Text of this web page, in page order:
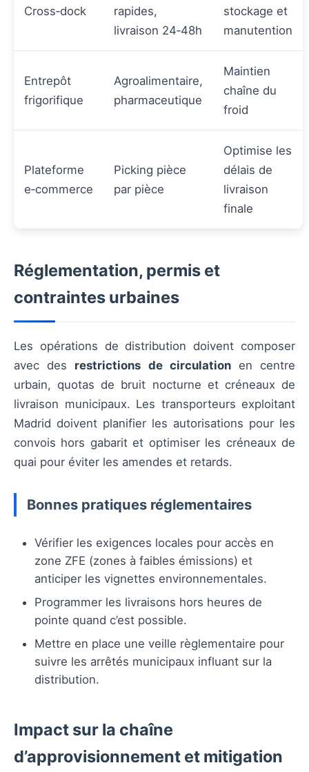
Cross‑dock
rapides,
livraison 24‑48h
stockage et
manutention
Entrepôt
frigorifique
Agroalimentaire,
pharmaceutique
Maintien
chaîne du
froid
Plateforme
e‑commerce
Picking pièce
par pièce
Optimise les
délais de
livraison
finale
Réglementation, permis et
contraintes urbaines
Les opérations de distribution doivent composer
avec des restrictions de circulationen centre
urbain, quotas de bruit nocturne et créneaux de
livraison municipaux. Les transporteurs exploitant
Madrid doivent planifier les autorisations pour les
convois hors gabarit et optimiser les créneaux de
quai pour éviter les amendes et retards.
Bonnes pratiques réglementaires
Vérifier les exigences locales pour accès en
zone ZFE (zones à faibles émissions) et
anticiper les vignettes environnementales.
Programmer les livraisons hors heures de
pointe quand c’est possible.
Mettre en place une veille règlementaire pour
suivre les arrêtés municipaux influant sur la
distribution.
Impact sur la chaîne
d’approvisionnement et mitigation